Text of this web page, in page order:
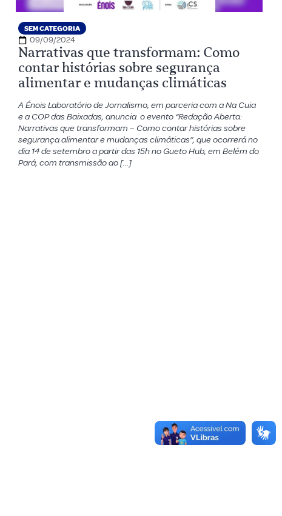
SEM CATEGORIA
09/09/2024
Narrativas que transformam: Como
contar histórias sobre segurança
alimentar e mudanças climáticas
A Énois Laboratório de Jornalismo, em parceria com a Na Cuia
e a COP das Baixadas, anuncia o evento “Redação Aberta:
Narrativas que transformam – Como contar histórias sobre
segurança alimentar e mudanças climáticas”, que ocorrerá no
dia 14 de setembro a partir das 15h no Gueto Hub, em Belém do
Pará, com transmissão ao […]